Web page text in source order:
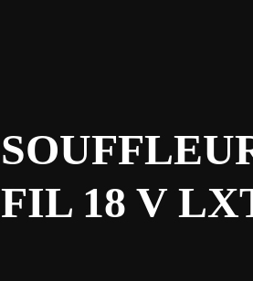
FIL 18 V